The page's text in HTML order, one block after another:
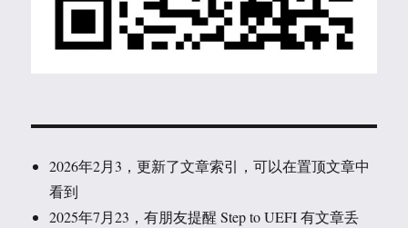
2026年2月3，更新了文章索引，可以在置顶文章中
看到
2025年7月23，有朋友提醒 Step to UEFI 有文章丢